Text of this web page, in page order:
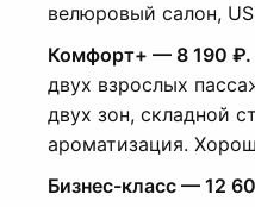
велюровый салон,
Комфорт+ — 8 190 ₽.
двух взрослых
двух зон, складной
ароматизация.
Бизнес-класс — 12